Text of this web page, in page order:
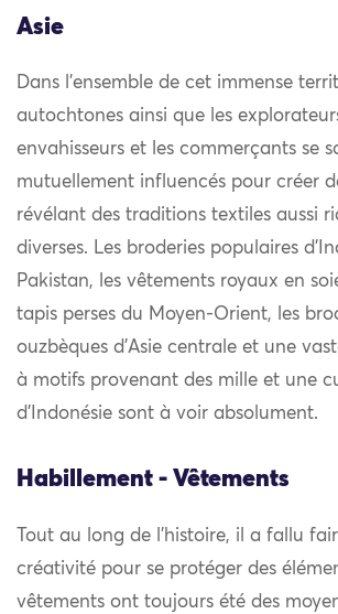
Asie
Dans l’ensemble de cet immense
autochtones ainsi que les
envahisseurs et les commerçants se
mutuellement influencés pour créer
révélant des traditions textiles aussi
diverses. Les broderies populaires
Pakistan, les vêtements royaux en
tapis perses du Moyen-Orient, les
ouzbèques d’Asie centrale et une
à motifs provenant des mille et une
d’Indonésie sont à voir absolument.
Habillement - Vêtements
Tout au long de l’histoire, il a fallu
créativité pour se protéger des
vêtements ont toujours été des